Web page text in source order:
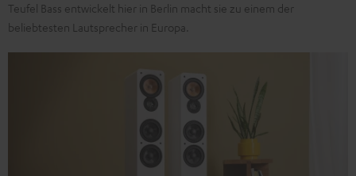
Teufel Bass entwickelt hier in Berlin macht sie zu einem der
beliebtesten Lautsprecher in Europa.